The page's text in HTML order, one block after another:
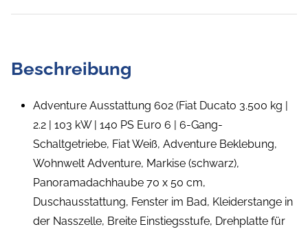
Beschreibung
Adventure Ausstattung 602 (Fiat Ducato 3.500 kg |
2.2 | 103 kW | 140 PS Euro 6 | 6-Gang-
Schaltgetriebe, Fiat Weiß, Adventure Beklebung,
Wohnwelt Adventure, Markise (schwarz),
Panoramadachhaube 70 x 50 cm,
Duschausstattung, Fenster im Bad, Kleiderstange in
der Nasszelle, Breite Einstiegsstufe, Drehplatte für